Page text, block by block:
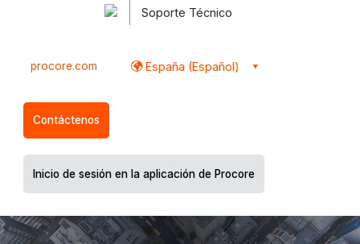
Soporte Técnico
procore.com España (Español)
Contáctenos
Inicio de sesión en la aplicación de Procore